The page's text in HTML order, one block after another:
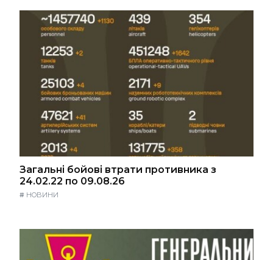
Загальні бойові втрати противника з
24.02.22 по 09.08.26
# НОВИНИ